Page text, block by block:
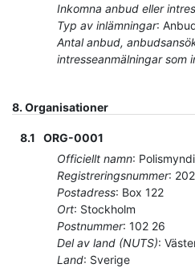
Inkomna anbud eller
Typ av inlämningar:
Antal anbud,
intresseanmälningar som
8. Organisationer
8.1
ORG-0001
Officiellt namn:
Registreringsnummer:
Postadress: Box 122
Ort: Stockholm
Postnummer: 102 26
Del av land (NUTS):
Land: Sverige